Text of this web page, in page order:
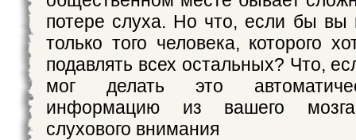
потере слуха. Но что, если бы вы
только того человека, которого
подавлять всех остальных? Что,
мог делать это
информацию из вашего
слухового внимания